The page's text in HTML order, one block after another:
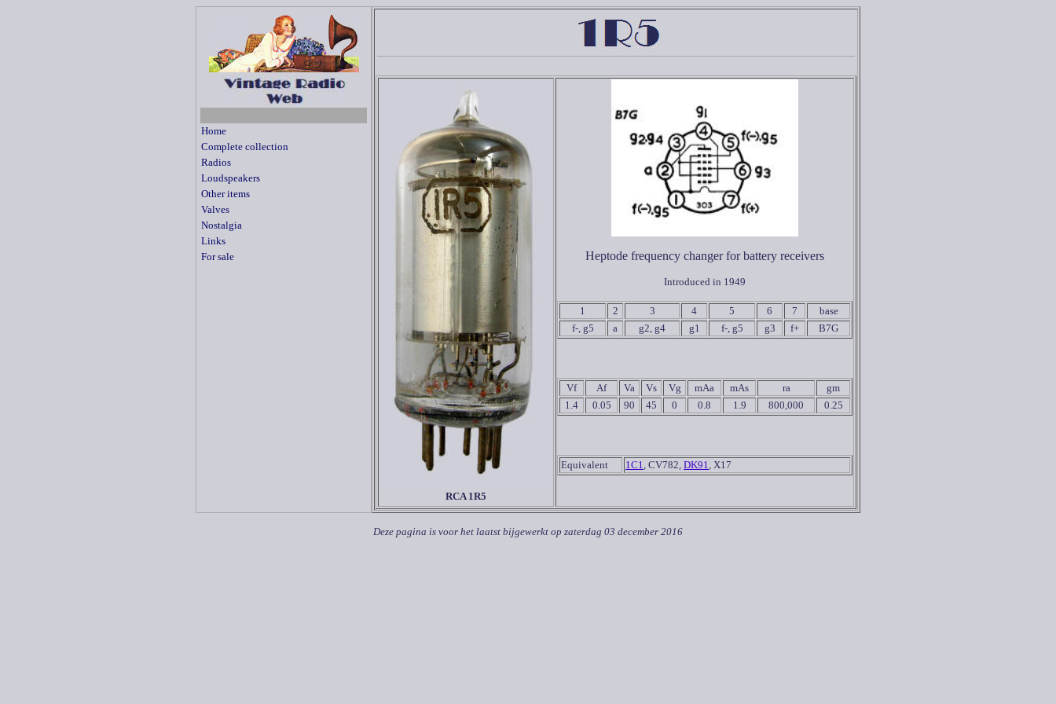
Home
Complete collection
Radios
Loudspeakers
Other items
Valves
Nostalgia
Links
For sale
RCA 1R5
Heptode frequency changer for battery receivers
Introduced in 1949
1 2 3 4 5 6 7
base
f-, g5
a g2, g4 g1 f-, g5 g3 f+ B7G
Vf Af Va Vs Vg mAa mAs ra
gm
1.4
0.05 90 45 0 0.8 1.9 800,000 0.25
Equivalent 1C1, CV782, DK91, X17
Deze pagina is voor het laatst bijgewerkt op zaterdag 03 december 2016